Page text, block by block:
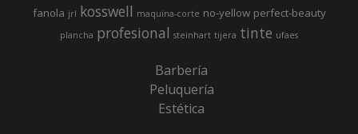
fanola jrl kosswell maquina-corte no-yellow perfect-beauty
plancha profesional steinhart tijera tinte ufaes
Barbería
Peluquería
Estética